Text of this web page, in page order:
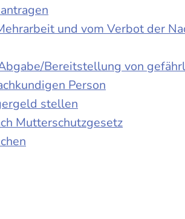
und vom Verbot der
Bereitstellung von
Person
stellen
Mutterschutzgesetz